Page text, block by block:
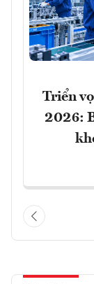
Triển
2026: